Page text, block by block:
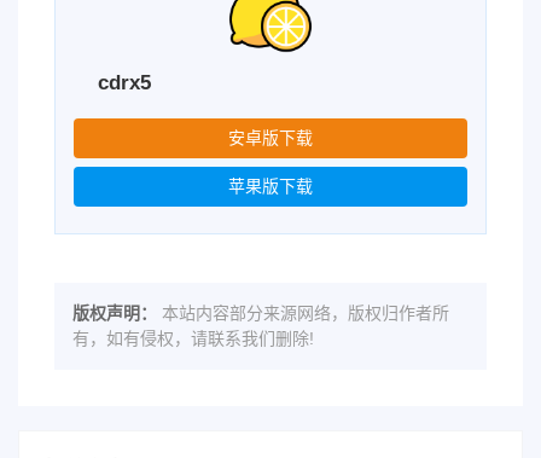
cdrx5
安卓版下载
苹果版下载
版权声明：
本站内容部分来源网络，版权归作者所
有，如有侵权，请联系我们删除!